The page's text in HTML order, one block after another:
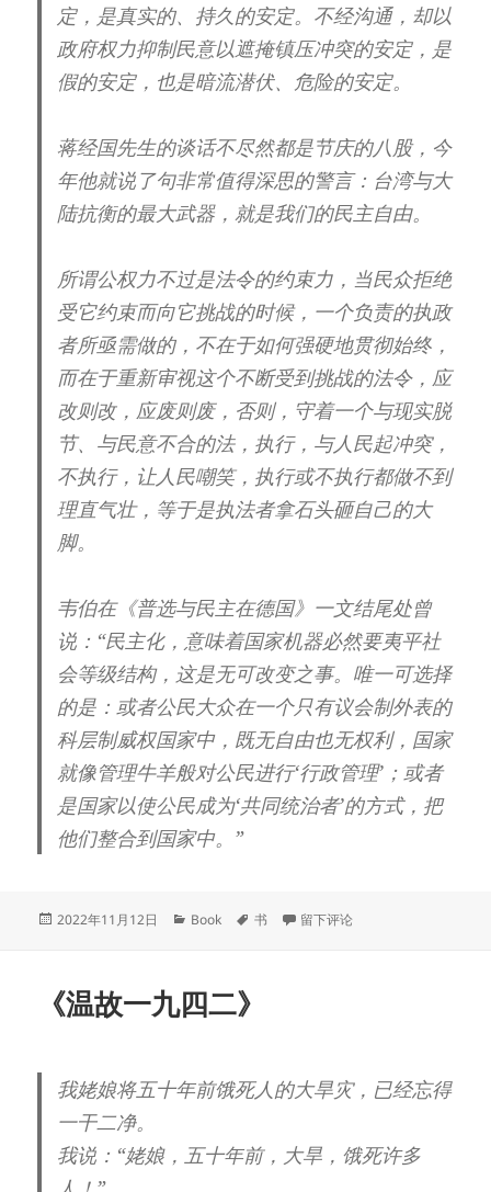
定，是真实的、持久的安定。不经沟通，却以
政府权力抑制民意以遮掩镇压冲突的安定，是
假的安定，也是暗流潜伏、危险的安定。
蒋经国先生的谈话不尽然都是节庆的八股，今
年他就说了句非常值得深思的警言：台湾与大
陆抗衡的最大武器，就是我们的民主自由。
所谓公权力不过是法令的约束力，当民众拒绝
受它约束而向它挑战的时候，一个负责的执政
者所亟需做的，不在于如何强硬地贯彻始终，
而在于重新审视这个不断受到挑战的法令，应
改则改，应废则废，否则，守着一个与现实脱
节、与民意不合的法，执行，与人民起冲突，
不执行，让人民嘲笑，执行或不执行都做不到
理直气壮，等于是执法者拿石头砸自己的大
脚。
韦伯在《普选与民主在德国》一文结尾处曾
说：“民主化，意味着国家机器必然要夷平社
会等级结构，这是无可改变之事。唯一可选择
的是：或者公民大众在一个只有议会制外表的
科层制威权国家中，既无自由也无权利，国家
就像管理牛羊般对公民进行‘行政管理’；或者
是国家以使公民成为‘共同统治者’的方式，把
他们整合到国家中。”
发
2022年11月12日
分
Book
标
书 于《野火集》
留下评论
《温故一九四二》
我姥娘将五十年前饿死人的大旱灾，已经忘得
一干二净。
我说：“姥娘，五十年前，大旱，饿死许多